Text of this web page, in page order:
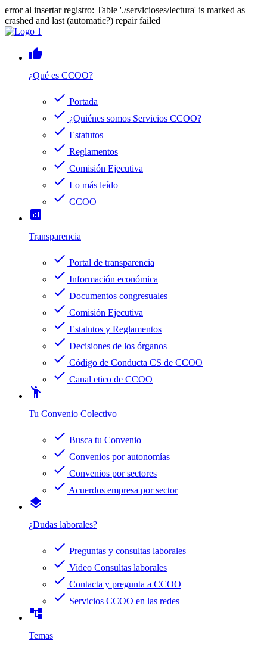
error al insertar registro: Table './servicioses/lectura' is marked as
crashed and last (automatic?) repair failed
thumb_up
¿Qué es CCOO?
check Portada
check ¿Quiénes somos Servicios CCOO?
check Estatutos
check Reglamentos
check Comisión Ejecutiva
check Lo más leído
check CCOO
analytics
Transparencia
check Portal de transparencia
check Información económica
check Documentos congresuales
check Comisión Ejecutiva
check Estatutos y Reglamentos
check Decisiones de los órganos
check Código de Conducta CS de CCOO
check Canal etico de CCOO
emoji_people
Tu Convenio Colectivo
check Busca tu Convenio
check Convenios por autonomías
check Convenios por sectores
check Acuerdos empresa por sector
layers
¿Dudas laborales?
check Preguntas y consultas laborales
check Video Consultas laborales
check Contacta y pregunta a CCOO
check Servicios CCOO en las redes
account_tree
Temas